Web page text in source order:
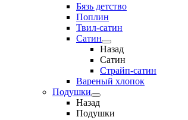
Бязь детство
Поплин
Твил-сатин
Сатин
Назад
Сатин
Страйп-сатин
Вареный хлопок
Подушки
Назад
Подушки